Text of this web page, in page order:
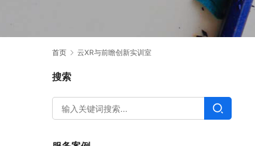
首页 云XR与前瞻创新实训室
搜索